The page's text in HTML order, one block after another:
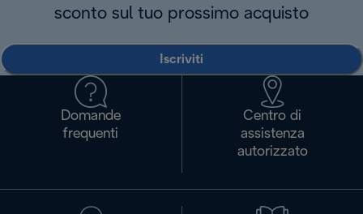
sconto sul tuo prossimo acquisto
Iscriviti
Domande
frequenti
Centro di
assistenza
autorizzato